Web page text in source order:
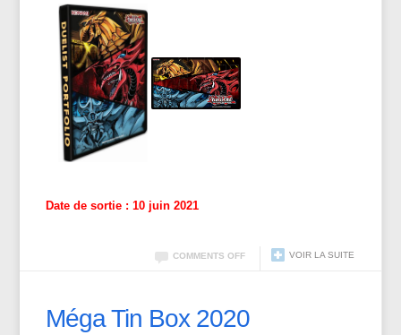
Date de sortie : 10 juin 2021
VOIR LA SUITE
COMMENTS OFF
Méga Tin Box 2020